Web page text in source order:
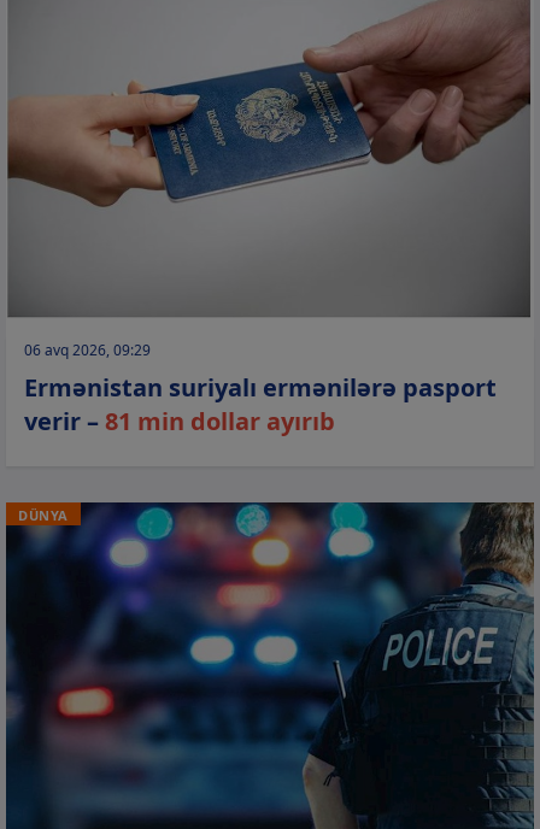
06 avq 2026, 09:29
Ermənistan suriyalı ermənilərə pasport
verir –81 min dollar ayırıb
DÜNYA